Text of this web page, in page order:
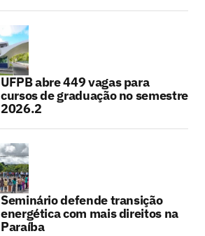
UFPB abre 449 vagas para
cursos de graduação no semestre
2026.2
Seminário defende transição
energética com mais direitos na
Paraíba